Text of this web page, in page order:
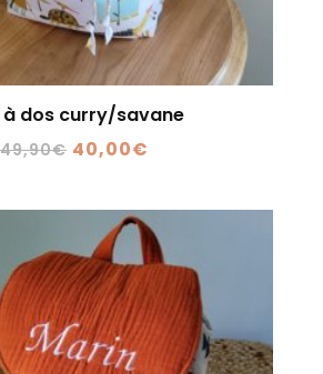
à dos curry/savane
49,90€ Le
initial
était :
49,90€.
40,00€
actuel
est :
40,00€.